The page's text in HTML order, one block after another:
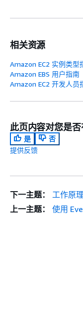
相关资源
Amazon EC2 实例类型
Amazon EBS 用户指南
Amazon EC2 开发人员
此页内容对您是否
是
否
提供反馈
下一主题：
工作原理
上一主题：
使用